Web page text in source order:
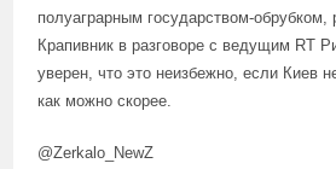
полуаграрным государством-обрубком,
Крапивник в разговоре с ведущим RT
уверен, что это неизбежно, если Киев
как можно скорее.
@Zerkalo_NewZ